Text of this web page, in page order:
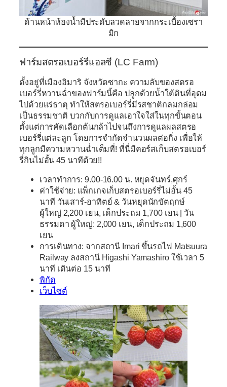
ด้านหน้าห้องน้ำมีประดับลวดลายจากกระเบื้องเซรา
มิก
ฟาร์มสตรอเบอร์รีแอลซี (LC Farm)
ตั้งอยู่ที่เมืองอิมาริ จังหวัดซากะ ความลับของสตรอ
เบอร์รี่หวานฉ่ำของฟาร์มนี้คือ ปลูกด้วยน้ำใต้ดินที่อุดม
ไปด้วยแร่ธาตุ ทำให้สตรอเบอร์รี่มีรสชาติกลมกล่อม
เป็นธรรมชาติ บวกกับการดูแลเอาใจใส่ในทุกขั้นตอน
ตั้งแต่การคัดเลือกต้นกล้าไปจนถึงการดูแลผลสตรอ
เบอร์รี่แต่ละลูก โดยการจำกัดจำนวนผลต่อกิ่ง เพื่อให้
ทุกลูกมีความหวานฉ่ำเต็มที่! ที่นี่มีคอร์สเก็บสตรอเบอร์
รี่กินไม่อั้น 45 นาทีด้วย!!
เวลาทำการ: 9.00-16.00 น. หยุดจันทร์,ศุกร์
ค่าใช้จ่าย: แพ็กเกจเก็บสตรอเบอร์รี่ไม่อั้น 45
นาที วันเสาร์-อาทิตย์ & วันหยุดนักขัตฤกษ์
ผู้ใหญ่ 2,200 เยน, เด็กประถม 1,700 เยน | วัน
ธรรมดา ผู้ใหญ่: 2,000 เยน, เด็กประถม 1,600
เยน
การเดินทาง: จากสถานี Imari ขึ้นรถไฟ Matsuura
Railway ลงสถานี Higashi Yamashiro ใช้เวลา 5
นาที เดินต่อ 15 นาที
พิกัด
เว็บไซต์